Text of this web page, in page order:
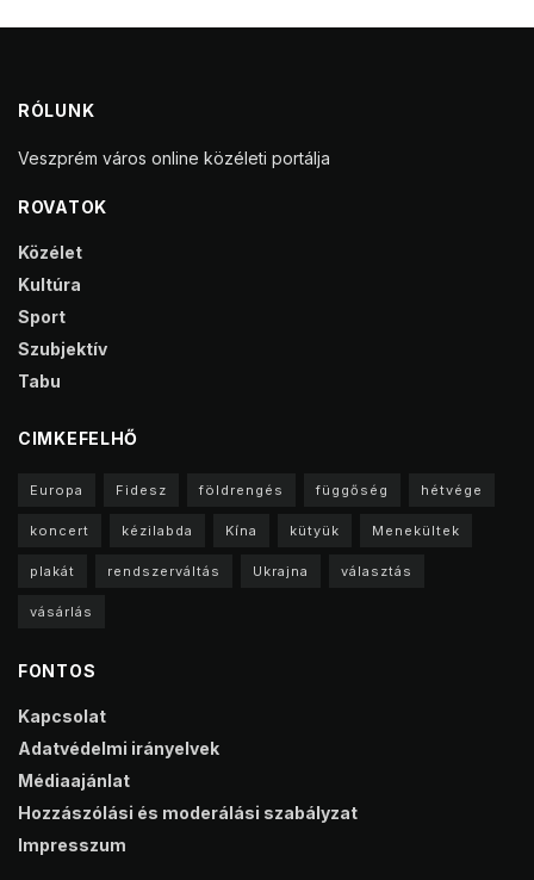
RÓLUNK
Veszprém város online közéleti portálja
ROVATOK
Közélet
Kultúra
Sport
Szubjektív
Tabu
CIMKEFELHŐ
Europa Fidesz földrengés függőség hétvége
koncert kézilabda Kína kütyük Menekültek
plakát rendszerváltás Ukrajna választás
vásárlás
FONTOS
Kapcsolat
Adatvédelmi irányelvek
Médiaajánlat
Hozzászólási és moderálási szabályzat
Impresszum